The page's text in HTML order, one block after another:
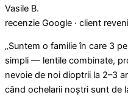
Vasile B.
recenzie Google · client
„Suntem o familie în care 3
simpli — lentile combinate,
nevoie de noi dioptrii la 2–3
când ochelarii noștri sunt de